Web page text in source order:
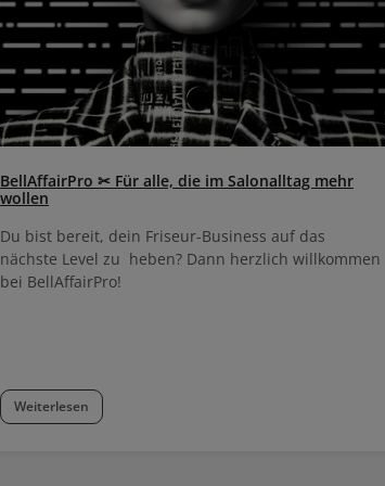
BellAffairPro ✂ Für alle, die im Salonalltag mehr
wollen
Du bist bereit, dein Friseur-Business auf das
nächste Level zu heben? Dann herzlich willkommen
bei BellAffairPro!
Weiterlesen